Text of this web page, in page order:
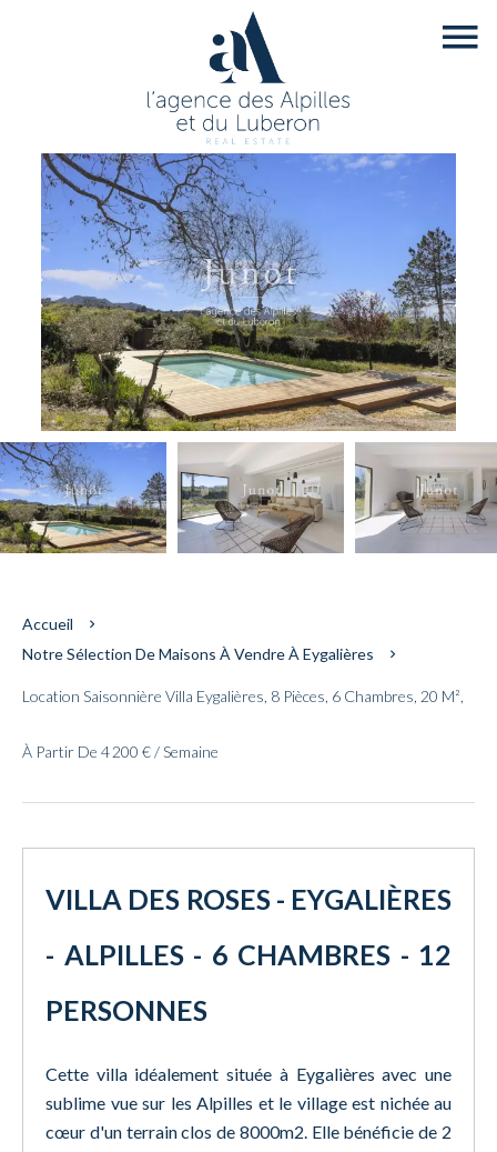
Accueil
Notre Sélection De Maisons À Vendre À Eygalières
Location Saisonnière Villa Eygalières, 8 Pièces, 6 Chambres, 20 M²,
À Partir De 4 200 € / Semaine
VILLA DES ROSES - EYGALIÈRES
- ALPILLES - 6 CHAMBRES - 12
PERSONNES
Cette villa idéalement située à Eygalières avec une
sublime vue sur les Alpilles et le village est nichée au
cœur d'un terrain clos de 8000m2. Elle bénéficie de 2